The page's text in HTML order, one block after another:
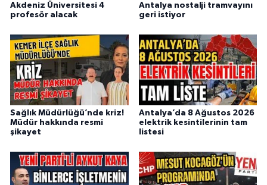
Akdeniz Üniversitesi 4
profesör alacak
Antalya nostalji tramvayını
geri istiyor
Sağlık Müdürlüğü’nde kriz!
Müdür hakkında resmi
şikayet
Antalya’da 8 Ağustos 2026
elektrik kesintilerinin tam
listesi